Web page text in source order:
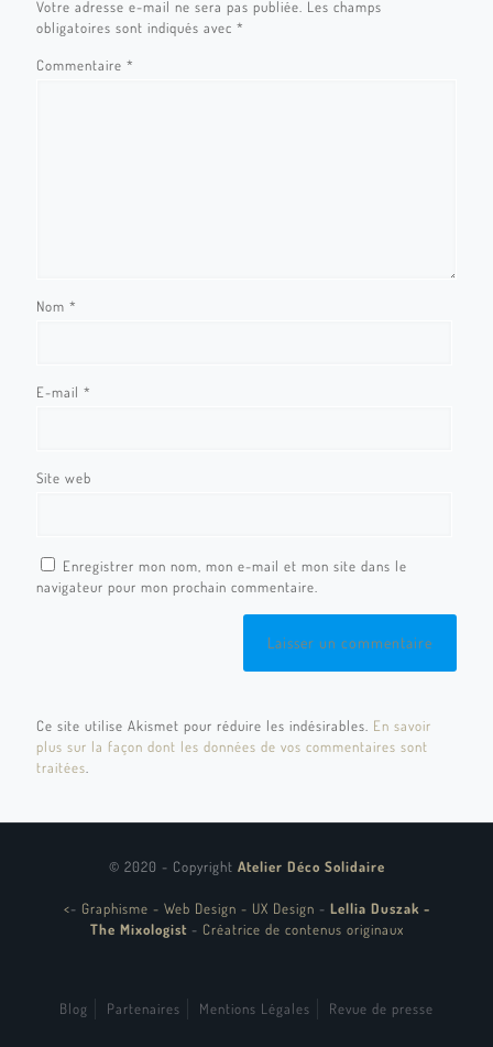
Votre adresse e-mail ne sera pas publiée. Les champs
obligatoires sont indiqués avec *
Commentaire *
Nom *
E-mail *
Site web
Enregistrer mon nom, mon e-mail et mon site dans le
navigateur pour mon prochain commentaire.
Ce site utilise Akismet pour réduire les indésirables. En savoir
plus sur la façon dont les données de vos commentaires sont
traitées
© 2020 - Copyright Atelier Déco Solidaire
<- Graphisme - Web Design - UX Design - Lellia Duszak -
The Mixologist - Créatrice de contenus originaux
Blog Partenaires Mentions Légales Revue de presse